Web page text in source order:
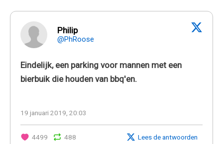
Philip
@PhRoose
Eindelijk, een parking voor mannen met een
bierbuik die houden van bbq'en.
19 januari 2019, 20:03
4499 488 Lees de antwoorden